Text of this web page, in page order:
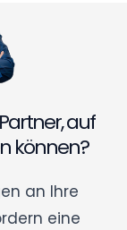
auf
können?
an Ihre
eine